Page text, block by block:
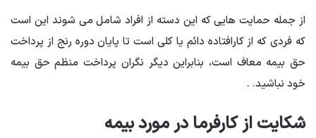
از جمله حمایت هایی که این دسته از افراد شامل می شوند این است
که فردی که از کارافتاده دائم یا کلی است تا پایان دوره رنج از پرداخت
حق بیمه معاف است، بنابراین دیگر نگران پرداخت منظم حق بیمه
خود نباشید. .
شکایت از کارفرما در مورد بیمه